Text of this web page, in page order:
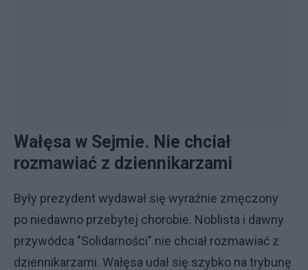
Wałęsa w Sejmie. Nie chciał
rozmawiać z dziennikarzami
Były prezydent wydawał się wyraźnie zmęczony
po niedawno przebytej chorobie. Noblista i dawny
przywódca "Solidarności" nie chciał rozmawiać z
dziennikarzami. Wałęsa udał się szybko na trybunę